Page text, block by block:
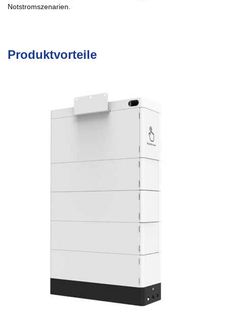
Notstromszenarien.
Produktvorteile